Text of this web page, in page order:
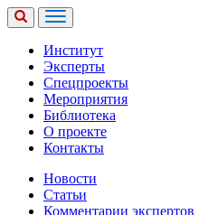
Институт
Эксперты
Спецпроекты
Мероприятия
Библиотека
О проекте
Контакты
Новости
Статьи
Комментарии экспертов